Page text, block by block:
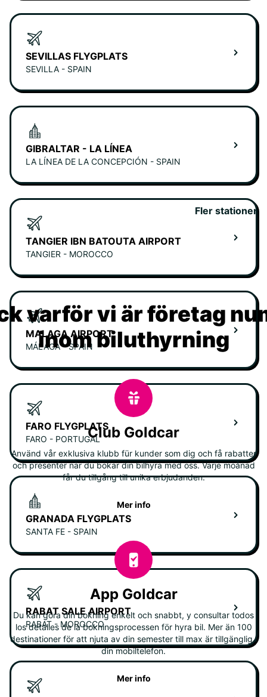
SEVILLAS FLYGPLATS
SEVILLA - SPAIN
GIBRALTAR - LA LÍNEA
LA LÍNEA DE LA CONCEPCIÓN - SPAIN
TANGIER IBN BATOUTA AIRPORT
TANGIER - MOROCCO
MALAGA AIRPORT
MÁLAGA - SPAIN
FARO FLYGPLATS
FARO - PORTUGAL
GRANADA FLYGPLATS
SANTA FE - SPAIN
RABAT SALE AIRPORT
RABAT - MOROCCO
Fler stationer
varför vi är företag
inom biluthyrning
Club Goldcar
Använd vår exklusiva klubb für kunder som dig och få rabatter
och presenter när du bokar din bilhyra med oss. Varje moånad
får du tillgång till unika erbjudanden.
Mer info
App Goldcar
Du kan göra din bokning enkelt och snabbt, y consultar todos
los detalles de la bokningsprocessen för hyra bil. Mer än 100
destinationer för att njuta av din semester till max är tillgänglig i
din mobiltelefon.
Mer info